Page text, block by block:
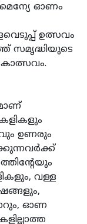
ഓണം
ഉത്സവം
സമൃദ്ധിയുടെ
ഉണരും
വള്ള
ഓണ